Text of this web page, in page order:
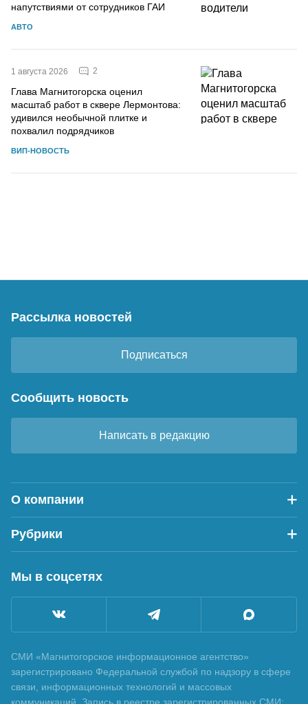
напутствиями от сотрудников ГАИ
АВТО
1 августа 2026 2
Глава Магнитогорска оценил
масштаб работ в сквере Лермонтова:
удивился необычной плитке и
похвалил подрядчиков
ВИП-НОВОСТЬ
Рассылка новостей
Подписаться
Сообщить новость
Написать в редакцию
О компании
Рубрики
Мы в соцсетях
СМИ «Магнитогорское информационное агентство»
зарегистрировано Федеральной службой по надзору в сфере
связи, информационных технологий и массовых
коммуникаций. Запись в реестре зарегистрированных СМИ: